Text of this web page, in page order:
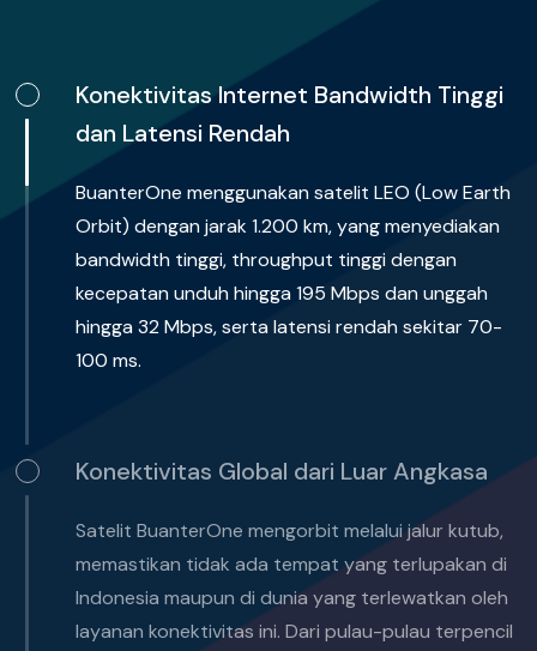
Konektivitas Internet Bandwidth Tinggi
dan Latensi Rendah
BuanterOne menggunakan satelit LEO (Low Earth
Orbit) dengan jarak 1.200 km, yang menyediakan
bandwidth tinggi, throughput tinggi dengan
kecepatan unduh hingga 195 Mbps dan unggah
hingga 32 Mbps, serta latensi rendah sekitar 70-
100 ms.
Konektivitas Global dari Luar Angkasa
Satelit BuanterOne mengorbit melalui jalur kutub,
memastikan tidak ada tempat yang terlupakan di
Indonesia maupun di dunia yang terlewatkan oleh
layanan konektivitas ini. Dari pulau-pulau terpencil